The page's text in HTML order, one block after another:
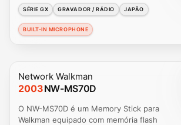
SÉRIE GX GRAVADOR / RÁDIO JAPÃO
BUILT-IN MICROPHONE
Network Walkman
2003NW-MS70D
O NW-MS70D é um Memory Stick para
Walkman equipado com memória flash